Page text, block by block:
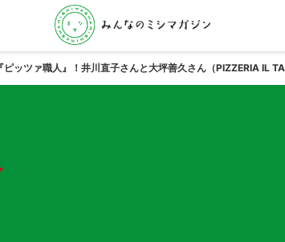
ッツァ職人』！井川直子さんと大坪善久さん（PIZZERIA IL